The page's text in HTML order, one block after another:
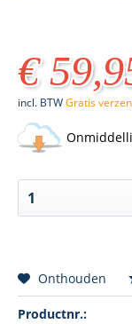
€
incl. BTWGratis
Onthouden
Productnr.: